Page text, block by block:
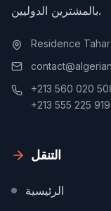
بالمشترين الدوليين.
Residence
+213 560 020
+213 555 225 919
التنقل
الرئيسية